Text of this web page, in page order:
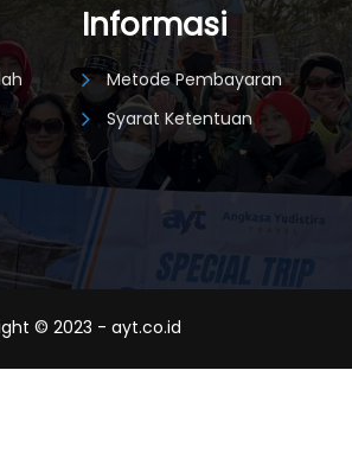
Informasi
Metode Pembayaran
Syarat Ketentuan
© 2023 - ayt.co.id